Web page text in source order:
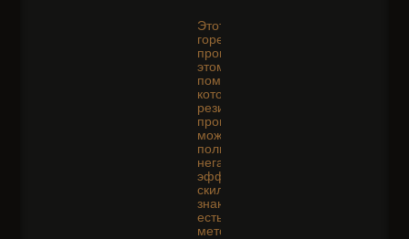
Этот скил не
горение ,а
проклятие по
этому с
помощью банки
которая дает
резист от
проклятий
можно
полностью снять
негативный
эффект этого
скила.То что
знаю возможно
есть и другие
методы.